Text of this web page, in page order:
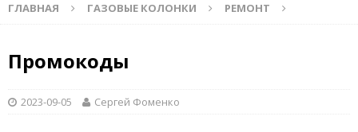
ГЛАВНАЯ ГАЗОВЫЕ КОЛОНКИ РЕМОНТ
Промокоды
2023-09-05 Сергей Фоменко